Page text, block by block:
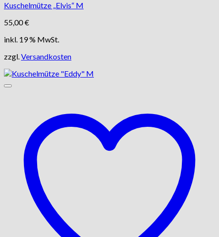
Kuschelmütze „Elvis“ M
55,00€
inkl. 19 % MwSt.
zzgl.Versandkosten